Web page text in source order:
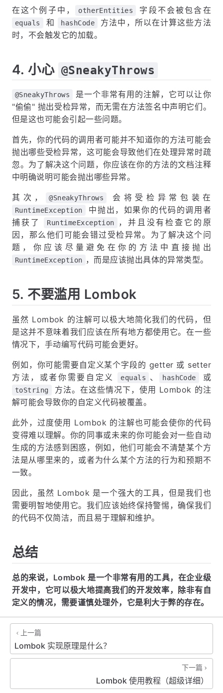
在这个例子中， otherEntities 字段不会被包含在
equals 和 hashCode
方法中，所以在计算这些方法
时，不会触发它的加载。
4. 小心 @SneakyThrows
@SneakyThrows
是一个非常有用的注解，它可以让你
"偷偷" 抛出受检异常，而无需在方法签名中声明它们。
但是这也可能会引起一些问题。
首先，你的代码的调用者可能并不知道你的方法可能会
抛出哪些受检异常，这可能会导致他们在处理异常时疏
忽。为了解决这个问题，你应该在你的方法的文档注释
中明确说明可能会抛出哪些异常。
其次， @SneakyThrows 会将受检异常包装在
RuntimeException
中抛出，如果你的代码的调用者
捕获了
RuntimeException
，并且没有检查它的原
因，那么他们可能会错过受检异常。为了解决这个问
题，你应该尽量避免在你的方法中直接抛出
RuntimeException ，而是应该抛出具体的异常类型。
5. 不要滥用 Lombok
虽然 Lombok 的注解可以极大地简化我们的代码，但
是这并不意味着我们应该在所有地方都使用它。在一些
情况下，手动编写代码可能会更好。
例如，你可能需要自定义某个字段的 getter 或 setter
方法，或者你需要自定义
equals 、 hashCode 或
toString
方法。在这些情况下，使用 Lombok 的注
解可能会导致你的自定义代码被覆盖。
此外，过度使用 Lombok 的注解也可能会使你的代码
变得难以理解。你的同事或未来的你可能会对一些自动
生成的方法感到困惑，例如，他们可能会不清楚某个方
法是从哪里来的，或者为什么某个方法的行为和预期不
一致。
因此，虽然 Lombok 是一个强大的工具，但是我们也
需要明智地使用它。我们应该始终保持警惕，确保我们
的代码不仅简洁，而且易于理解和维护。
总结
总的来说，Lombok 是一个非常有用的工具，在企业级
开发中，它可以极大地提高我们的开发效率，除非有自
定义的情况，需要谨慎处理外，它是利大于弊的存在。
上一篇
Lombok 实现原理是什么？
下一篇
Lombok 使用教程（超级详细）